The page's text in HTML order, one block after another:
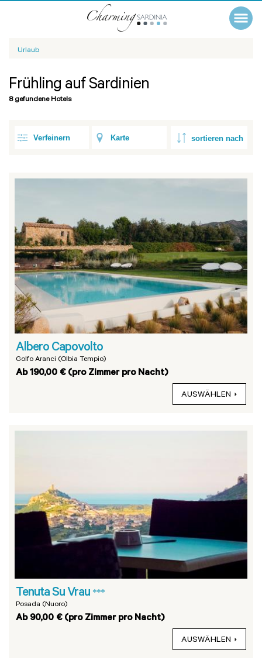
Urlaub
Frühling auf Sardinien
8 gefundene Hotels
Verfeinern Karte
Albero Capovolto
Golfo Aranci (Olbia Tempio)
Ab 190,00 € (pro Zimmer pro Nacht)
AUSWÄHLEN
Tenuta Su Vrau ***
Posada (Nuoro)
Ab 90,00 € (pro Zimmer pro Nacht)
AUSWÄHLEN